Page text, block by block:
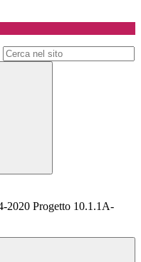
2020 Progetto 10.1.1A-